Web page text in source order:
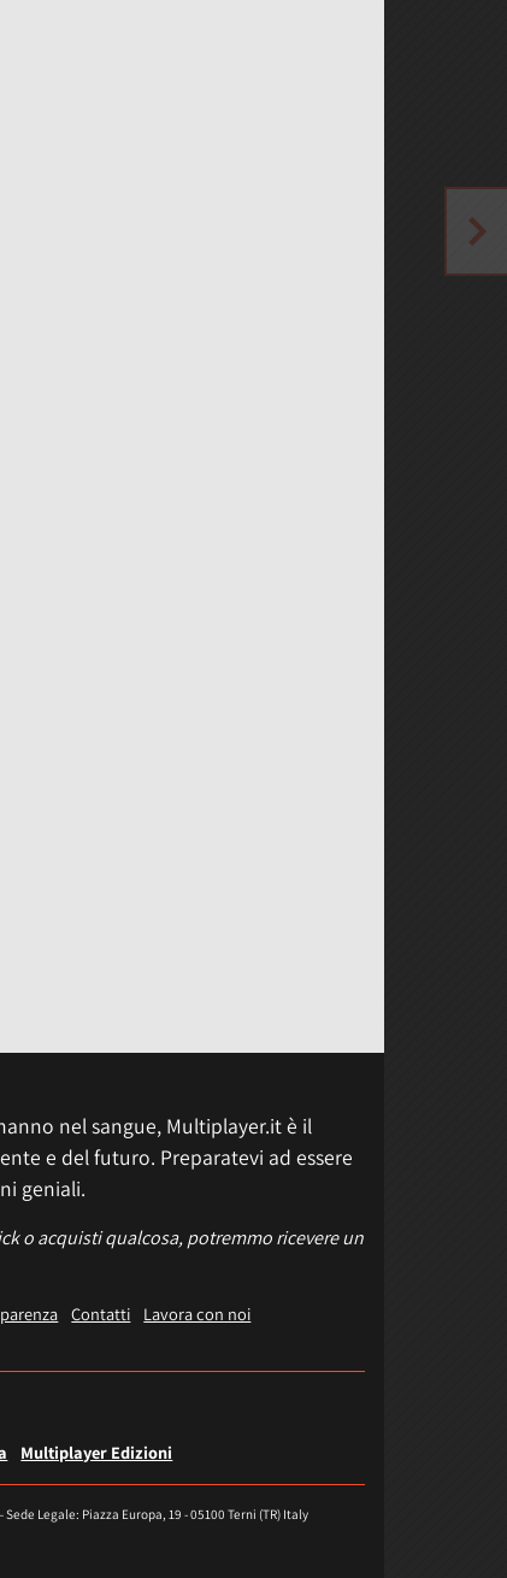
nel sangue, Multiplayer.it è il
e del futuro. Preparatevi ad essere
geniali.
o acquisti qualcosa, potremmo ricevere un
Contatti
Lavora con noi
Multiplayer Edizioni
Legale: Piazza Europa, 19 - 05100 Terni (TR) Italy